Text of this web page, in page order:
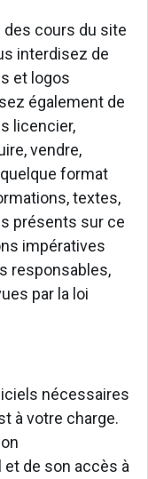
cours du site
interdisez de
et logos
également de
licencier,
vendre,
format
textes,
présents sur ce
impératives
responsables,
par la loi
nécessaires
à votre charge.
de son accès à